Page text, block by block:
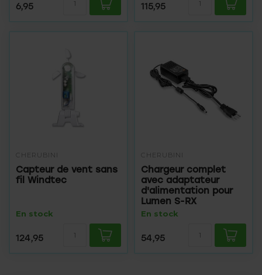
6,95 115,95
CHERUBINI
Capteur de vent sans
fil Windtec
En stock
124,95
CHERUBINI
Chargeur complet
avec adaptateur
d'alimentation pour
Lumen S-RX
En stock
54,95